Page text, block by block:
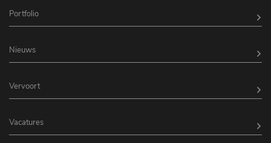
Portfolio
Nieuws
Vervoort
Vacatures